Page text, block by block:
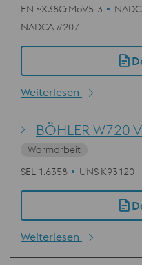
EN ~X38CrMoV5-3
NADCA #207
Weiterlesen
BÖHLER W720
Warmarbeit
SEL 1.6358
UNS K93120
Weiterlesen